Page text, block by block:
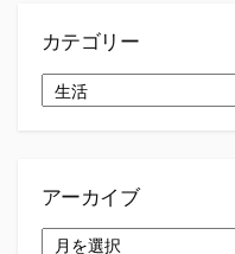
カテゴリー
テ
アーカイブ